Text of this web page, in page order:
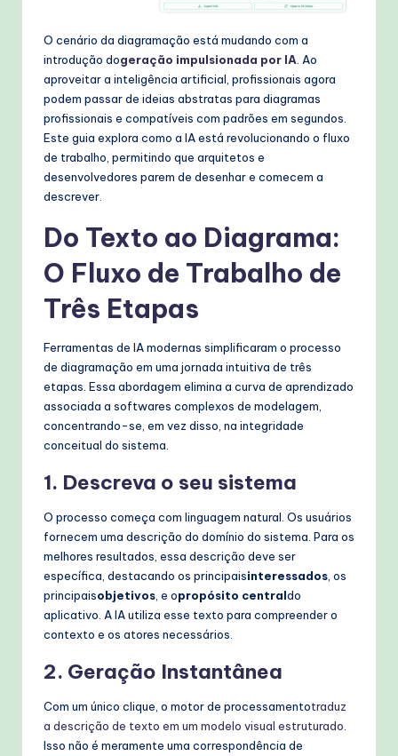
M
o
d
rn
T
M
o
O cenário da diagramação está mudando com a
introdução dogeração impulsionada por IA . Ao
aproveitar a inteligência artificial, profissionais agora
podem passar de ideias abstratas para diagramas
profissionais e compatíveis com padrões em segundos.
Este guia explora como a IA está revolucionando o fluxo
de trabalho, permitindo que arquitetos e
desenvolvedores parem de desenhar e comecem a
descrever.
Do Texto ao Diagrama:
O Fluxo de Trabalho de
Três Etapas
Ferramentas de IA modernas simplificaram o processo
de diagramação em uma jornada intuitiva de três
etapas. Essa abordagem elimina a curva de aprendizado
associada a softwares complexos de modelagem,
concentrando-se, em vez disso, na integridade
conceitual do sistema.
1. Descreva o seu sistema
O processo começa com linguagem natural. Os usuários
fornecem uma descrição do domínio do sistema. Para os
melhores resultados, essa descrição deve ser
específica, destacando os principaisinteressados , os
principaisobjetivos , e opropósito centraldo
aplicativo. A IA utiliza esse texto para compreender o
contexto e os atores necessários.
2. Geração Instantânea
Com um único clique, o motor de processamentotraduz
a descrição de texto em um modelo visual estruturado
Isso não é meramente uma correspondência de